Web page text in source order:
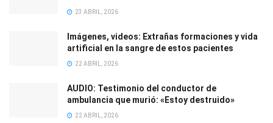
23 ABRIL, 2026
Imágenes, videos: Extrañas formaciones y vida
artificial en la sangre de estos pacientes
22 ABRIL, 2026
AUDIO: Testimonio del conductor de
ambulancia que murió: «Estoy destruido»
22 ABRIL, 2026